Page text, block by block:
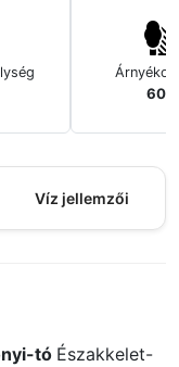
60%
Víz jellemzői
tó Északkelet-